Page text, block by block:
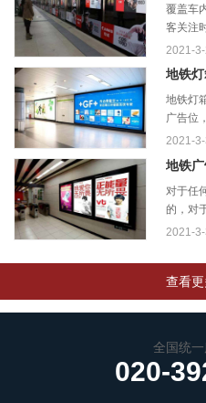
覆盖车
客关注
客，干
2021-3-
地铁
地铁灯
广告位
见灯箱
2021-
地铁
对于任
的，对
会高度
2021-
查看
全国统
020-